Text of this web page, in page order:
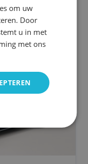
je graag!
om uw
Door
u in met
met ons